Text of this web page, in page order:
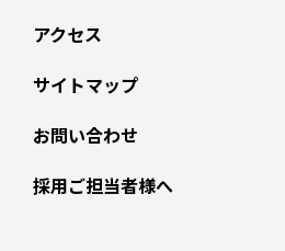
アクセス
サイトマップ
お問い合わせ
採用ご担当者様へ